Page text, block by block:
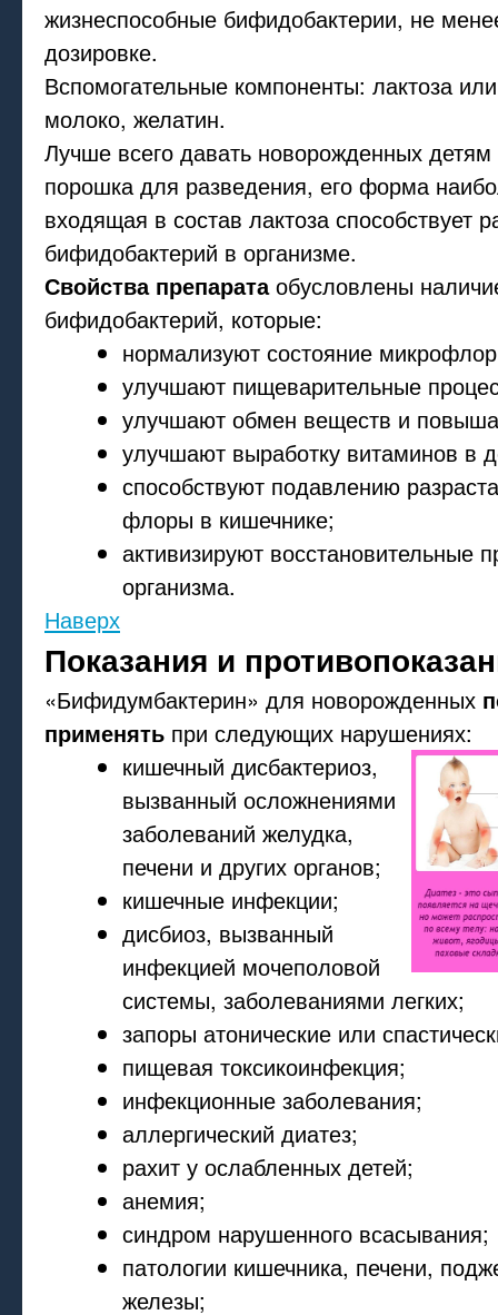
жизнеспособные бифидобактерии, не
дозировке.
Вспомогательные компоненты: лактоза
молоко, желатин.
Лучше всего давать новорожденных
порошка для разведения, его форма
входящая в состав лактоза способствует
бифидобактерий в организме.
Свойства препаратаобусловлены
бифидобактерий, которые:
нормализуют состояние
улучшают пищеварительные
улучшают обмен веществ и
улучшают выработку витаминов в
способствуют подавлению
флоры в кишечнике;
активизируют восстановительные
организма.
Наверх
Показания и
«Бифидумбактерин» для новорожденных
применять при следующих нарушениях:
кишечный дисбактериоз,
вызванный осложнениями
заболеваний желудка,
печени и других органов;
кишечные инфекции;
дисбиоз, вызванный
инфекцией мочеполовой
системы, заболеваниями легких;
запоры атонические или
пищевая токсикоинфекция;
инфекционные заболевания;
аллергический диатез;
рахит у ослабленных детей;
анемия;
синдром нарушенного всасывания;
патологии кишечника, печени,
железы;